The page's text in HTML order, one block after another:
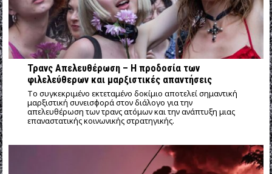
Τρανς Απελευθέρωση – Η προδοσία των
φιλελεύθερων και μαρξιστικές απαντήσεις
Tο συγκεκριμένο εκτεταμένο δοκίμιο αποτελεί σημαντική
μαρξιστική συνεισφορά στον διάλογο για την
απελευθέρωση των τρανς ατόμων και την ανάπτυξη μιας
επαναστατικής κοινωνικής στρατηγικής.